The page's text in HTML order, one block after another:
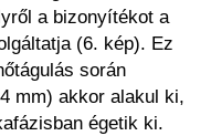
a bizonyítékot a
(6. kép). Ez
során
mm) akkor alakul ki,
égetik ki.